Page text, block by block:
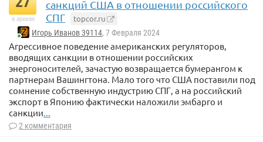
в архиве
санкций США в отношении российского
СПГ
topcor.ru
Игорь Иванов 39114, 7 Февраля 2024
Агрессивное поведение американских регуляторов,
вводящих санкции в отношении российских
энергоносителей, зачастую возвращается бумерангом к
партнерам Вашингтона. Мало того что США поставили под
сомнение собственную индустрию СПГ, а на российский
экспорт в Японию фактически наложили эмбарго и
санкции...
2 комментария